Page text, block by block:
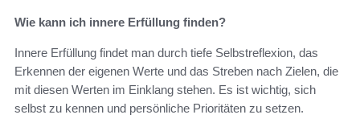
Wie kann ich innere Erfüllung finden?
Innere Erfüllung findet man durch tiefe Selbstreflexion, das
Erkennen der eigenen Werte und das Streben nach Zielen, die
mit diesen Werten im Einklang stehen. Es ist wichtig, sich
selbst zu kennen und persönliche Prioritäten zu setzen.